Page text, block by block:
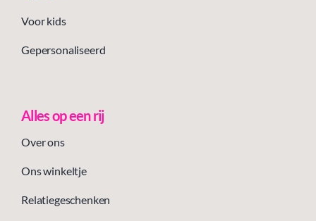
Voor kids
Gepersonaliseerd
Alles op een rij
Over ons
Ons winkeltje
Relatiegeschenken